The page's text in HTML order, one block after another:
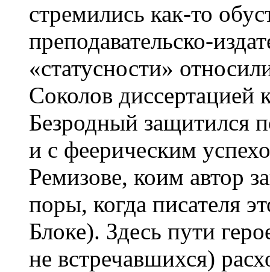
стремились как-то
преподавательско-
«статусности»
Соколов диссертацией
Безродный защитился
и с феерическим
Ремизове, коим автор
поры, когда писателя
Блоке). Здесь пути
не встречавшихся)